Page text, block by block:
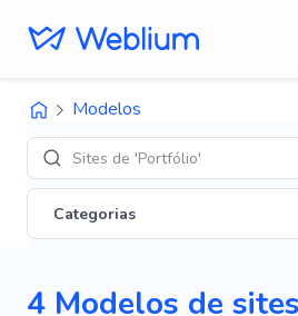
Modelos
Sites de 'Portfólio'
Categorias
4 Modelos de